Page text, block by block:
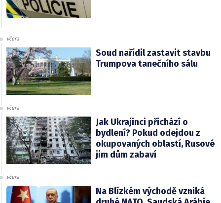
včera
Soud nařídil zastavit stavbu
Trumpova tanečního sálu
včera
Jak Ukrajinci přichází o
bydlení? Pokud odejdou z
okupovaných oblastí, Rusové
jim dům zabaví
včera
Na Blízkém východě vzniká